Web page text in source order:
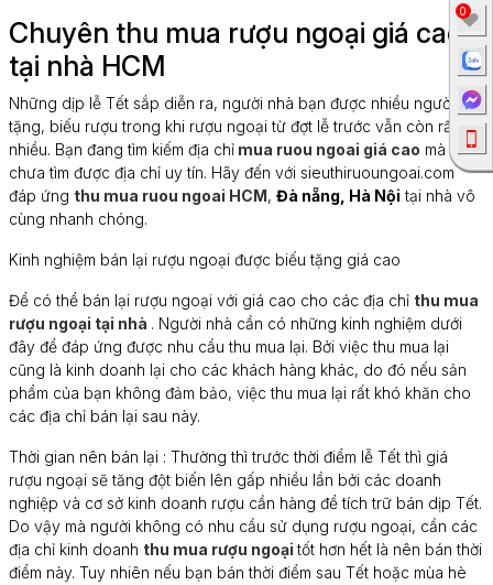
Chuyên thu mua rượu ngoại giá cao
tại nhà HCM
Những dịp lễ Tết sắp diễn ra, người nhà bạn được nhiều người
tặng, biếu rượu trong khi rượu ngoại từ đợt lễ trước vẫn còn rất
nhiều. Bạn đang tìm kiếm địa chỉ mua ruou ngoai giá cao mà
chưa tìm được địa chỉ uy tín. Hãy đến với sieuthiruoungoai.com
đáp ứng thu mua ruou ngoai HCM, Đà nẵng, Hà Nội tại nhà vô
cùng nhanh chóng.
Kinh nghiệm bán lại rượu ngoại được biếu tặng giá cao
Để có thể bán lại rượu ngoại với giá cao cho các địa chỉ thu mua
rượu ngoại tại nhà . Người nhà cần có những kinh nghiệm dưới
đây để đáp ứng được nhu cầu thu mua lại. Bởi việc thu mua lại
cũng là kinh doanh lại cho các khách hàng khác, do đó nếu sản
phẩm của bạn không đảm bảo, việc thu mua lại rất khó khăn cho
các địa chỉ bán lại sau này.
Thời gian nên bán lại : Thường thì trước thời điểm lễ Tết thì giá
rượu ngoại sẽ tăng đột biến lên gấp nhiều lần bởi các doanh
nghiệp và cơ sở kinh doanh rượu cần hàng để tích trữ bán dịp Tết.
Do vậy mà người không có nhu cầu sử dụng rượu ngoại, cần các
địa chỉ kinh doanh thu mua rượu ngoạitốt hơn hết là nên bán thời
điểm này. Tuy nhiên nếu bạn bán thời điểm sau Tết hoặc mùa hè
0